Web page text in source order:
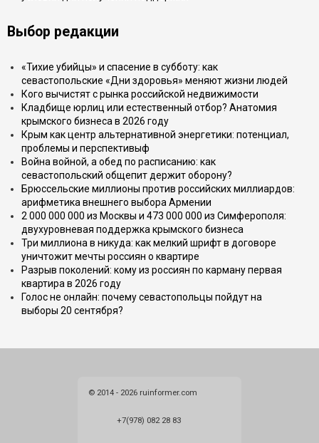
Выбор редакции
«Тихие убийцы» и спасение в субботу: как
севастопольские «Дни здоровья» меняют жизни людей
Кого вычистят с рынка российской недвижимости
Кладбище юрлиц или естественный отбор? Анатомия
крымского бизнеса в 2026 году
Крым как центр альтернативной энергетики: потенциал,
проблемы и перспективыф
Война войной, а обед по расписанию: как
севастопольский общепит держит оборону?
Брюссельские миллионы против российских миллиардов:
арифметика внешнего выбора Армении
2 000 000 000 из Москвы и 473 000 000 из Симферополя:
двухуровневая поддержка крымского бизнеса
Три миллиона в никуда: как мелкий шрифт в договоре
уничтожит мечты россиян о квартире
Разрыв поколений: кому из россиян по карману первая
квартира в 2026 году
Голос не онлайн: почему севастопольцы пойдут на
выборы 20 сентября?
© 2014 - 2026 ruinformer.com
+7(978) 082 28 83